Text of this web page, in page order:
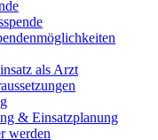
als Arzt
& Einsatzplanung
werden